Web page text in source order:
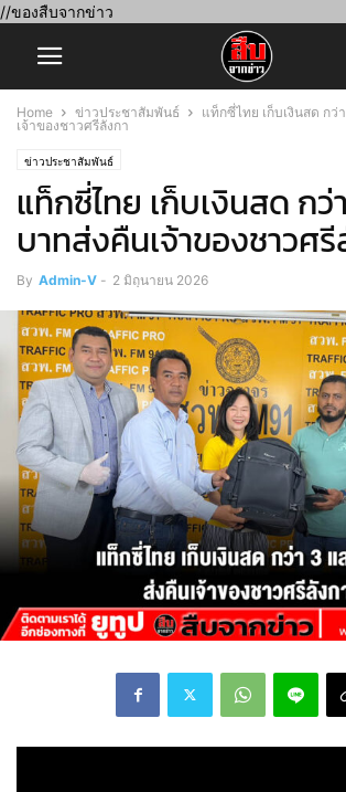
//ของสืบจากข่าว
Home ข่าวประชาสัมพันธ์
แท็กซี่ไทย เก็บเงินสด ก
เจ้าของชาวศรีลังกา
ข่าวประชาสัมพันธ์
แท็กซี่ไทย เก็บเงินสด กว่
บาทส่งคืนเจ้าของชาวศ
By Admin-V - 2 มิถุนายน 2026